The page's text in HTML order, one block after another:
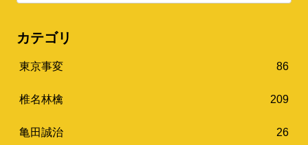
カテゴリ
東京事変 86
椎名林檎 209
亀田誠治 26